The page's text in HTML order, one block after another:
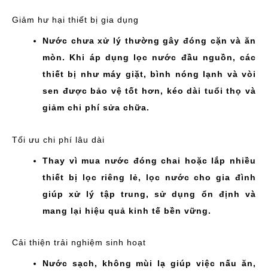
Giảm hư hại thiết bị gia dụng
Nước chưa xử lý thường gây đóng cặn và ăn
mòn. Khi áp dụng lọc nước đầu nguồn, các
thiết bị như máy giặt, bình nóng lạnh và vòi
sen được bảo vệ tốt hơn, kéo dài tuổi thọ và
giảm chi phí sửa chữa.
Tối ưu chi phí lâu dài
Thay vì mua nước đóng chai hoặc lắp nhiều
thiết bị lọc riêng lẻ, lọc nước cho gia đình
giúp xử lý tập trung, sử dụng ổn định và
mang lại hiệu quả kinh tế bền vững.
Cải thiện trải nghiệm sinh hoạt
Nước sạch, không mùi lạ giúp việc nấu ăn,